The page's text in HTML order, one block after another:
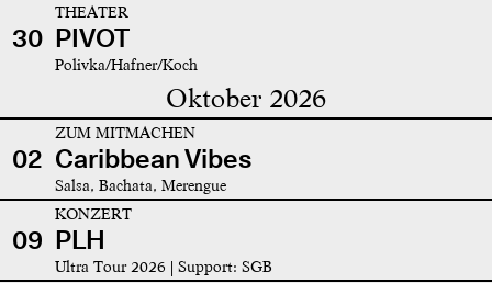
30
THEATER
PIVOT
Polivka/Hafner/Koch
Oktober 2026
02
ZUM MITMACHEN
Caribbean Vibes
Salsa, Bachata, Merengue
09
KONZERT
PLH
Ultra Tour 2026 | Support: SGB